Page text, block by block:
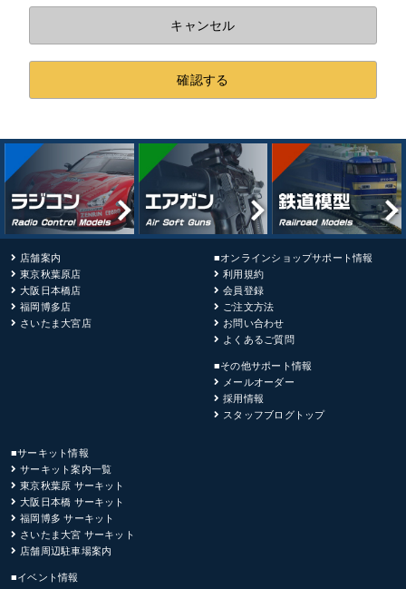
店舗案内
東京秋葉原店
大阪日本橋店
福岡博多店
さいたま大宮店
■オンラインショップサポート情報
利用規約
会員登録
ご注文方法
お問い合わせ
よくあるご質問
■その他サポート情報
メールオーダー
採用情報
スタッフブログトップ
■サーキット情報
サーキット案内一覧
東京秋葉原 サーキット
大阪日本橋 サーキット
福岡博多 サーキット
さいたま大宮 サーキット
店舗周辺駐車場案内
■イベント情報